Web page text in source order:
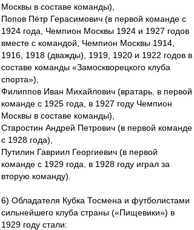
Москвы в составе команды),
Попов Пётр Герасимович (в первой команде с
1924 года, Чемпион Москвы 1924 и 1927 годов
вместе с командой, Чемпион Москвы 1914,
1916, 1918 (дважды), 1919, 1920 и 1922 годов в
составе команды «Замоскворецкого клуба
спорта»),
Филиппов Иван Михайлович (вратарь, в первой
команде с 1925 года, в 1927 году Чемпион
Москвы в составе команды),
Старостин Андрей Петрович (в первой команде
с 1928 года),
Путилин Гавриил Георгиевич (в первой
команде с 1929 года, в 1928 году играл за
вторую команду).
6) Обладателя Кубка Тосмена и футболистами
сильнейшего клуба страны («Пищевики») в
1929 году стали: